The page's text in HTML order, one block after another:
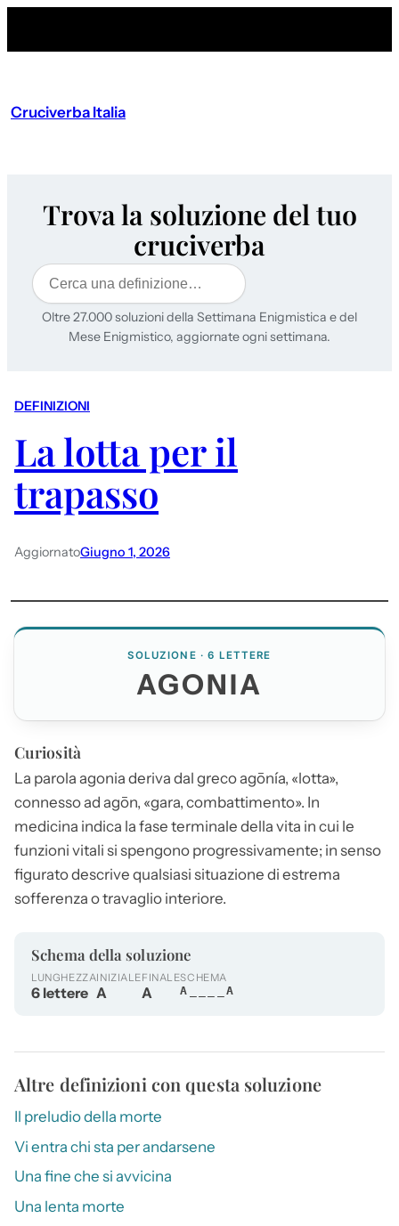
Cruciverba Italia
Trova la soluzione del tuo
cruciverba
Cerca
Oltre 27.000 soluzioni della Settimana Enigmistica e del
Mese Enigmistico, aggiornate ogni settimana.
DEFINIZIONI
La lotta per il
trapasso
AggiornatoGiugno 1, 2026
SOLUZIONE · 6 LETTERE
AGONIA
Curiosità
La parola agonia deriva dal greco agōnía, «lotta»,
connesso ad agōn, «gara, combattimento». In
medicina indica la fase terminale della vita in cui le
funzioni vitali si spengono progressivamente; in senso
figurato descrive qualsiasi situazione di estrema
sofferenza o travaglio interiore.
Schema della soluzione
LUNGHEZZA
6 lettere
INIZIALE
A
FINALE
A
SCHEMA
A____A
Altre definizioni con questa soluzione
Il preludio della morte
Vi entra chi sta per andarsene
Una fine che si avvicina
Una lenta morte